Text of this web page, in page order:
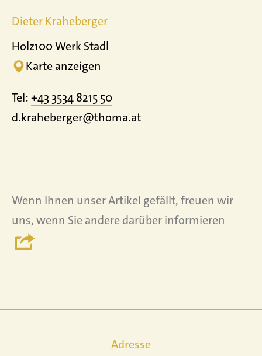
Dieter Kraheberger
Holz100 Werk Stadl
Karte anzeigen
Tel:+43 3534 8215 50
d.kraheberger@thoma.at
Wenn Ihnen unser Artikel gefällt, freuen wir
uns, wenn Sie andere darüber informieren
Adresse